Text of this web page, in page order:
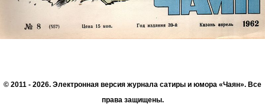
© 2011 - 2026. Электронная версия журнала сатиры и юмора «Чаян». Все
права защищены.